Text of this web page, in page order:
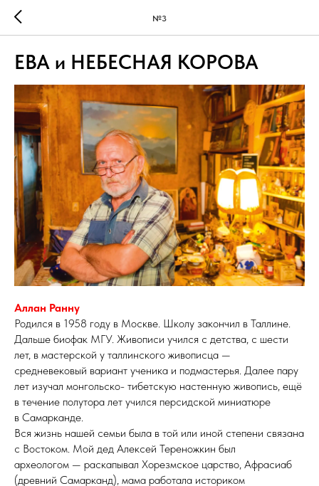
№3
ЕВА и НЕБЕСНАЯ КОРОВА
Аллан Ранну
Родился в 1958 году в Москве. Школу закончил в Таллине.
Дальше биофак МГУ. Живописи учился с детства, с шести
лет, в мастерской у таллинского живописца —
средневековый вариант ученика и подмастерья. Далее пару
лет изучал монгольско- тибетскую настенную живопись, ещё
в течение полутора лет учился персидской миниатюре
в Самарканде.
Вся жизнь нашей семьи была в той или иной степени связана
с Востоком. Мой дед Алексей Тереножкин был
археологом — раскапывал Хорезмское царство, Афрасиаб
(древний Самарканд), мама работала историком